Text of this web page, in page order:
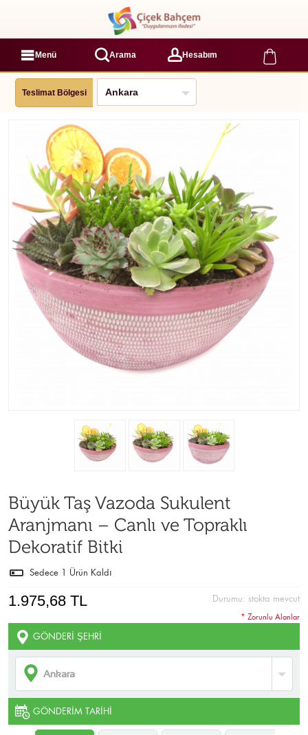
Menü Arama Hesabım
Teslimat Bölgesi
Büyük Taş Vazoda Sukulent
Aranjmanı – Canlı ve Topraklı
Dekoratif Bitki
Sedece 1 Ürün Kaldı
Durumu: stokta mevcut
1.975,68 TL
GÖNDERI ŞEHRI
GÖNDERIM TARIHI
* Zorunlu Alanlar